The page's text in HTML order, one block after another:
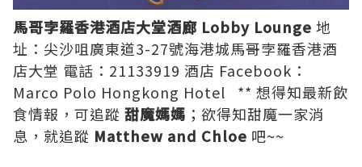
馬哥孛羅香港酒店大堂酒廊 Lobby Lounge 地
址：尖沙咀廣東道3-27號海港城馬哥孛羅香港酒
店大堂 電話：21133919 酒店 Facebook：
Marco Polo Hongkong Hotel ** 想得知最新飲
食情報，可追蹤 甜魔媽媽 ；欲得知甜魔一家消
息，就追蹤 Matthew and Chloe 吧~~